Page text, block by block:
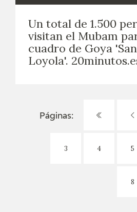
Un total de 1.500
visitan el Mubam
cuadro de Goya
Loyola'.
Páginas:
3 4 5
8